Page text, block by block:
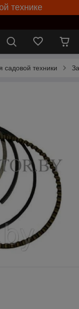
технике
садовой техники